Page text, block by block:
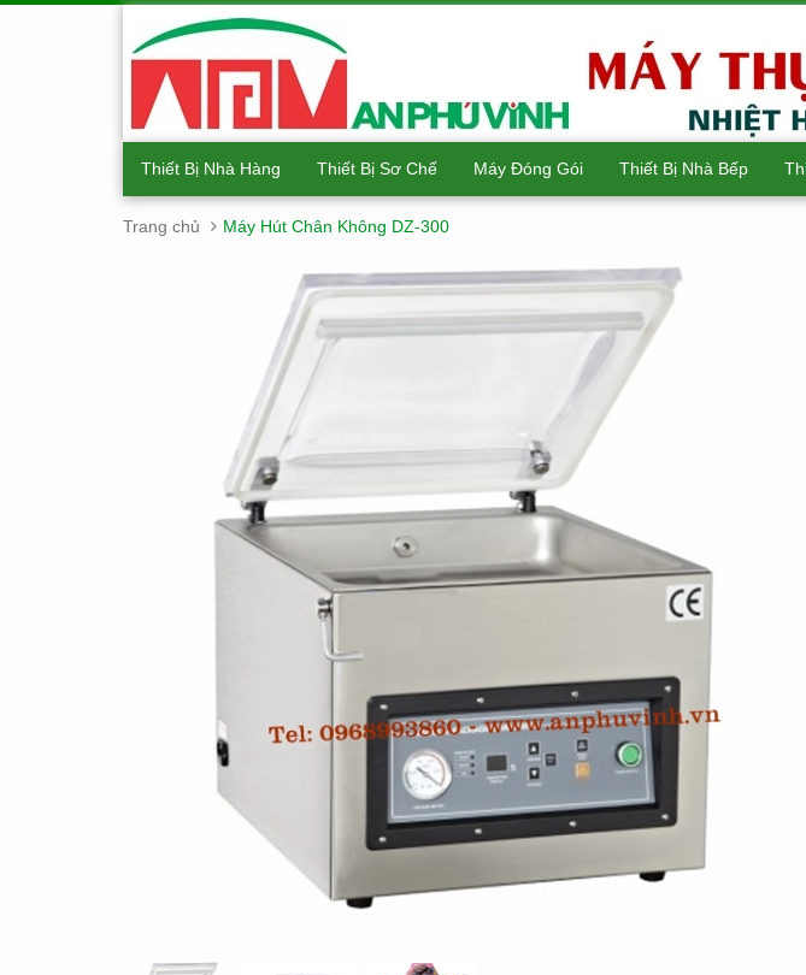
Thiết Bị Nhà Hàng Thiết Bị Sơ Chế Máy Đóng Gói Thiết Bị Nhà Bếp
Trang chủ Máy Hút Chân Không DZ-300